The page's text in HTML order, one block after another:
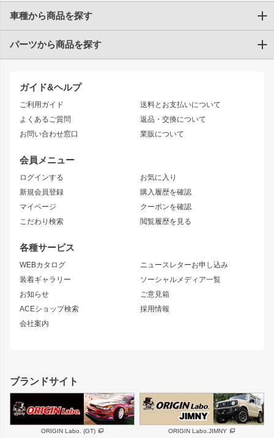
ガイド&ヘルプ
ご利用ガイド
よくあるご質問
お問い合わせ窓口
送料とお支払いについて
返品・交換について
業販について
会員メニュー
ログインする
新規会員登録
マイページ
こだわり検索
お気に入り
購入履歴を確認
クーポンを確認
閲覧履歴を見る
各種サービス
WEBカタログ
装着ギャラリー
お知らせ
ACEショップ検索
会社案内
ニュースレターお申し込み
ソーシャルメディア一覧
ご意見箱
採用情報
車種から商品を探す
トヨタ
JZX90 CHASER
JZX110 MARK II
JZX100 MARK II
JZX90 MARK II
トレノ
マークX
アリスト
ソアラ
アルテッツァ
ニッサン
S15 シルビア
S14 シルビア 後期
S13 シルビア
180SX
シルエイティ
ワンビア
ローレル
セフィーロ
キャラバン
スズキ
GS350
SC
スバル 三菱
デリカ D:5
パーツから商品を探す
エアロシリーズ
ドリフトライン
風神
雷神
レーシングライン
アタックライン
ストリームライン
リアウイング
ジムニーパーツ
ホイール
MUD-S7
MUD-SR7
まつど家 鉄漢
ボンネット
フェンダー
サイドパーツ
リアゲート
メンテナンスパーツ
ハイエースパーツ
ブランドサイト
ORIGIN Labo. (GT) ORIGIN Labo.JIMNY